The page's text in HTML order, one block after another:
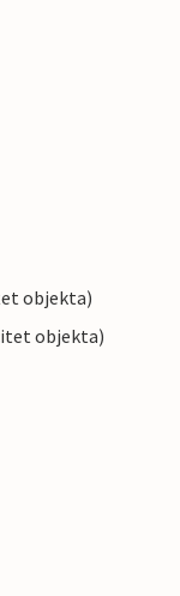
objekta)
objekta)